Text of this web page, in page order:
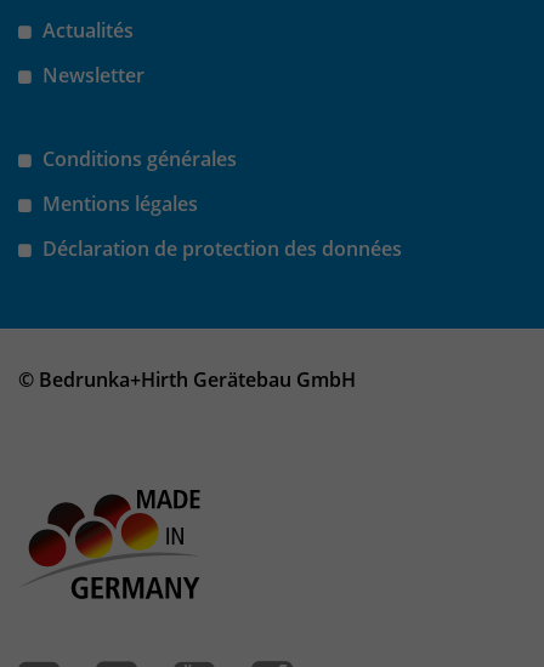
Actualités
Newsletter
Conditions générales
Mentions légales
Déclaration de protection des données
© Bedrunka+Hirth Gerätebau GmbH
Name
überprüfen ob der Browser erlaubt